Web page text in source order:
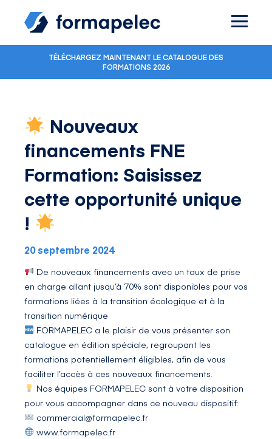
TÉLÉCHARGEZ MAINTENANT LE CATALOGUE DES
FORMATIONS 2026
Nouveaux
financements FNE
Formation: Saisissez
cette opportunité unique
!
20 septembre 2024
De nouveaux financements avec un taux de prise
en charge allant jusqu’à 70% sont disponibles pour vos
formations liées à la transition écologique et à la
transition numérique
FORMAPELECa le plaisir de vous présenter son
catalogue en édition spéciale, regroupant les
formations potentiellement éligibles, afin de vous
faciliter l’accès à ces nouveaux financements.
Nos équipes FORMAPELECsont à votre disposition
pour vous accompagner dans ce nouveau dispositif:
commercial@formapelec.fr
www.formapelec.fr